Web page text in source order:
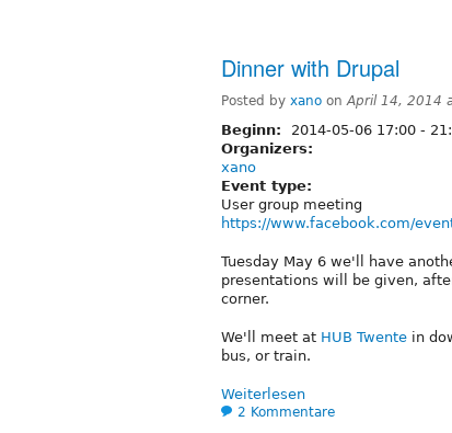
Dinner with Drupal
Posted by xano onApril 14, 2014
Beginn: 2014-05-06 17:00 -
Organizers:
xano
Event type:
User group meeting
https://www.facebook.com/
Tuesday May 6 we'll have
presentations will be given,
corner.
We'll meet at HUB Twente in
bus, or train.
Weiterlesen
2 Kommentare